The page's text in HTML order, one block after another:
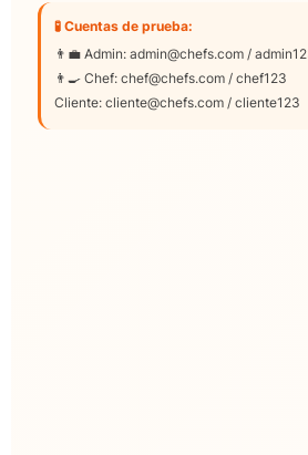
🧪 Cuentas de prueba:
👨‍💼 Admin: admin@chefs.com /
👨‍🍳 Chef: chef@chefs.com / chef123
Cliente: cliente@chefs.com / cliente123